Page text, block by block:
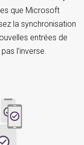
que Microsoft
la synchronisation
entrées de
l’inverse.